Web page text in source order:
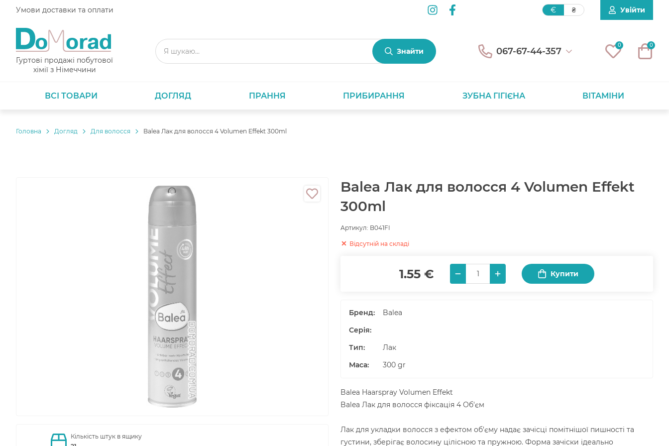
Умови доставки та оплати € ₴ Увійти
Гуртові продажі побутової
хімії з Німеччини
Знайти 067-67-44-357
0 0
ВСІ ТОВАРИ ДОГЛЯД ПРАННЯ ПРИБИРАННЯ ЗУБНА ГІГІЄНА ВІТАМІНИ
Головнa Догляд Для волосся Balea Лак для волосся 4 Volumen Effekt 300ml
Кількість штук в ящику
Balea Лак для волосся 4 Volumen Effekt
300ml
Артикул: B041FI
Відсутній на складі
1.55 € Купити
Бренд:
Balea
Серія:
Тип:
Лак
Маса: 300 gr
Balea Haarspray Volumen Effekt
Balea Лак для волосся фіксація 4 Об'єм
Лак для укладки волосся з ефектом об'єму надає зачісці помітнішої пишності та
густини, зберігає волосину цілісною та пружною. Форма зачіски ідеально